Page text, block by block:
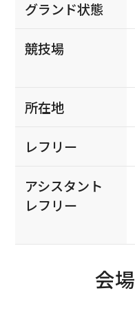
グランド状態
競技場
所在地
レフリー
アシスタント
レフリー
会